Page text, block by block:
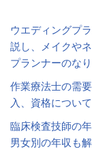
ウエディングプ
説し、メイクや
プランナーのな
作業療法士の需
入、資格につい
臨床検査技師の
男女別の年収も